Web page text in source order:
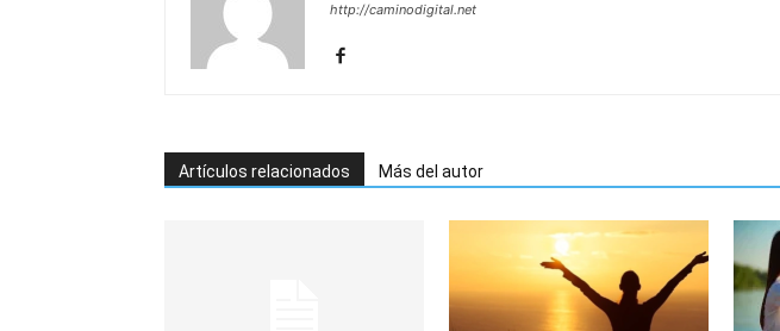
http://caminodigital.net
Artículos relacionados Más del autor